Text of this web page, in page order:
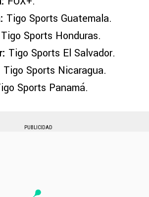
Tigo Sports Guatemala.
Tigo Sports Honduras.
Tigo Sports El Salvador.
Tigo Sports Nicaragua.
Sports Panamá.
PUBLICIDAD